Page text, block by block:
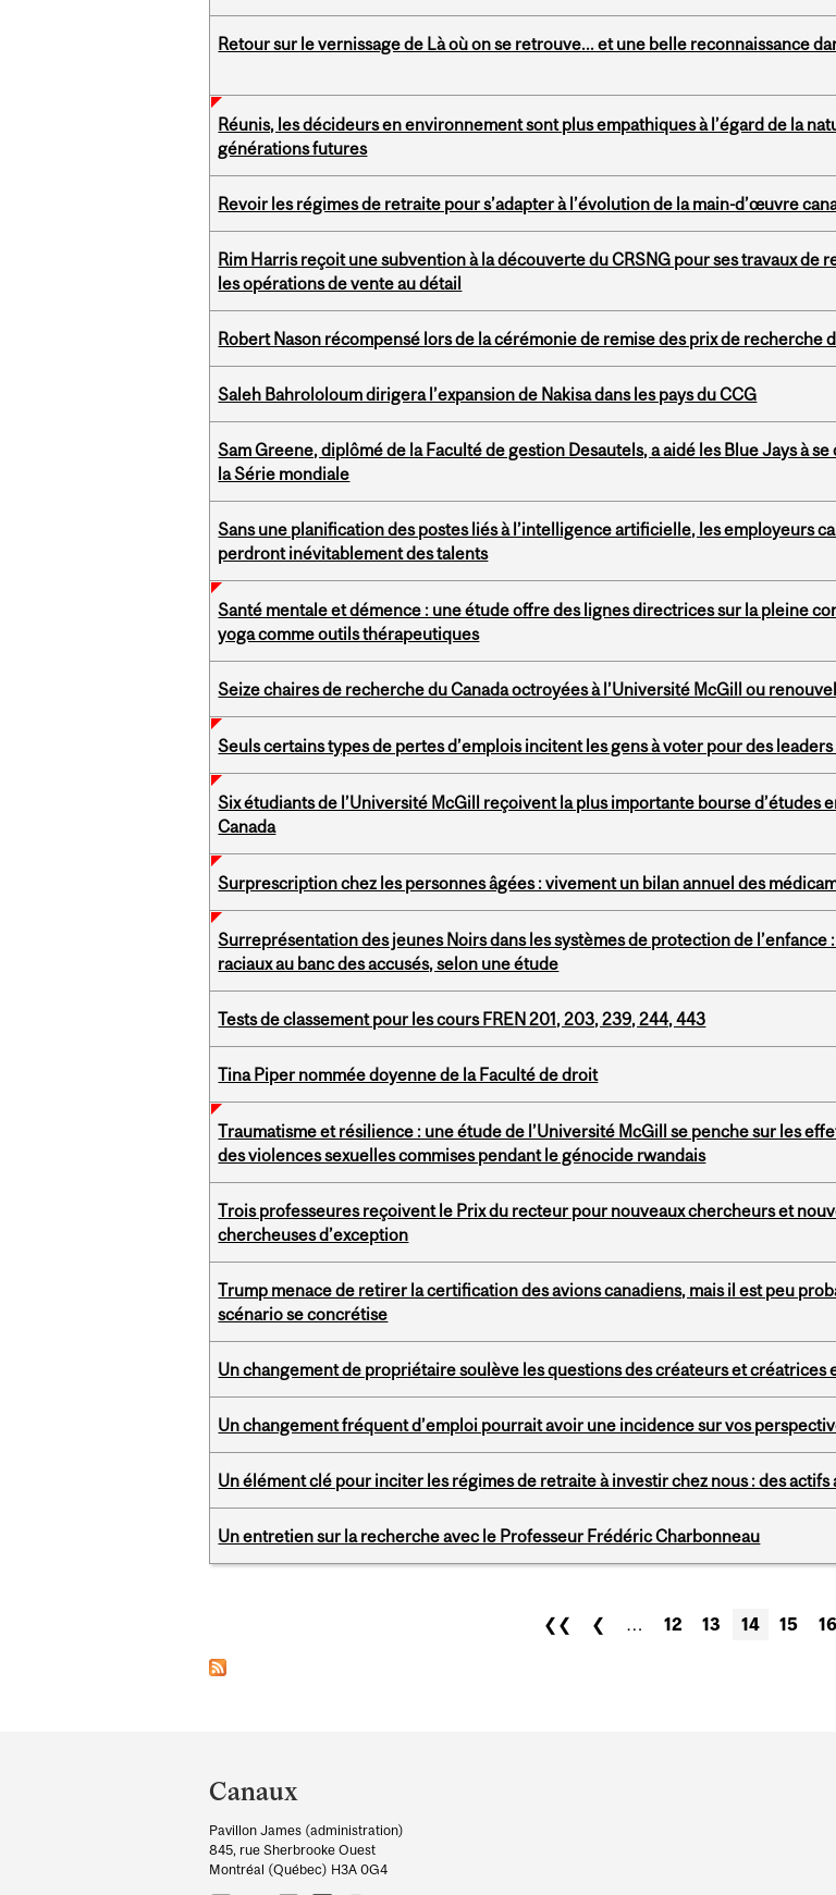
Retour sur le vernissage de Là où on se retrouve... et une belle reconnaissance
Réunis, les décideurs en environnement sont plus empathiques à l’égard de la
générations futures
Revoir les régimes de retraite pour s’adapter à l’évolution de la main-d’œuvre
Rim Harris reçoit une subvention à la découverte du CRSNG pour ses travaux de
les opérations de vente au détail
Robert Nason récompensé lors de la cérémonie de remise des prix de recherche
Saleh Bahrololoum dirigera l’expansion de Nakisa dans les pays du CCG
Sam Greene, diplômé de la Faculté de gestion Desautels, a aidé les Blue Jays à
la Série mondiale
Sans une planification des postes liés à l’intelligence artificielle, les employeurs
perdront inévitablement des talents
Santé mentale et démence : une étude offre des lignes directrices sur la pleine
yoga comme outils thérapeutiques
Seize chaires de recherche du Canada octroyées à l’Université McGill ou
Seuls certains types de pertes d’emplois incitent les gens à voter pour des
Six étudiants de l’Université McGill reçoivent la plus importante bourse d’études
Canada
Surprescription chez les personnes âgées : vivement un bilan annuel des
Surreprésentation des jeunes Noirs dans les systèmes de protection de l’enfance
raciaux au banc des accusés, selon une étude
Tests de classement pour les cours FREN 201, 203, 239, 244, 443
Tina Piper nommée doyenne de la Faculté de droit
Traumatisme et résilience : une étude de l’Université McGill se penche sur les
des violences sexuelles commises pendant le génocide rwandais
Trois professeures reçoivent le Prix du recteur pour nouveaux chercheurs et
chercheuses d’exception
Trump menace de retirer la certification des avions canadiens, mais il est peu
scénario se concrétise
Un changement de propriétaire soulève les questions des créateurs et créatrices
Un changement fréquent d’emploi pourrait avoir une incidence sur vos
Un élément clé pour inciter les régimes de retraite à investir chez nous : des actifs
Un entretien sur la recherche avec le Professeur Frédéric Charbonneau
❮❮ ❮ … 12 13 14 15 16
and
University
Information
Canaux
Pavillon James (administration)
845, rue Sherbrooke Ouest
Montréal (Québec) H3A 0G4